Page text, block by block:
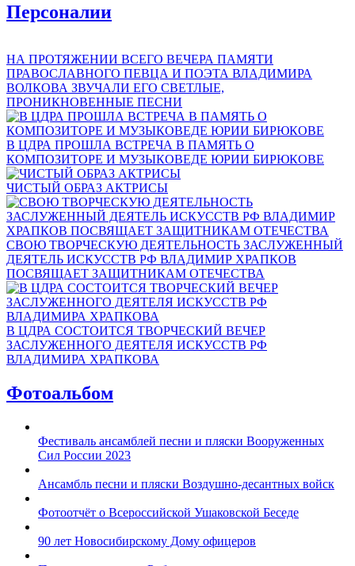
Персоналии
НА ПРОТЯЖЕНИИ ВСЕГО ВЕЧЕРА ПАМЯТИ
ПРАВОСЛАВНОГО ПЕВЦА И ПОЭТА ВЛАДИМИРА
ВОЛКОВА ЗВУЧАЛИ ЕГО СВЕТЛЫЕ,
ПРОНИКНОВЕННЫЕ ПЕСНИ
В ЦДРА ПРОШЛА ВСТРЕЧА В ПАМЯТЬ О
КОМПОЗИТОРЕ И МУЗЫКОВЕДЕ ЮРИИ БИРЮКОВЕ
ЧИСТЫЙ ОБРАЗ АКТРИСЫ
СВОЮ ТВОРЧЕСКУЮ ДЕЯТЕЛЬНОСТЬ ЗАСЛУЖЕННЫЙ
ДЕЯТЕЛЬ ИСКУССТВ РФ ВЛАДИМИР ХРАПКОВ
ПОСВЯЩАЕТ ЗАЩИТНИКАМ ОТЕЧЕСТВА
В ЦДРА СОСТОИТСЯ ТВОРЧЕСКИЙ ВЕЧЕР
ЗАСЛУЖЕННОГО ДЕЯТЕЛЯ ИСКУССТВ РФ
ВЛАДИМИРА ХРАПКОВА
Фотоальбом
Фестиваль ансамблей песни и пляски Вооруженных
Сил России 2023
Ансамбль песни и пляски Воздушно-десантных войск
Фотоотчёт о Всероссийской Ушаковской Беседе
90 лет Новосибирскому Дому офицеров